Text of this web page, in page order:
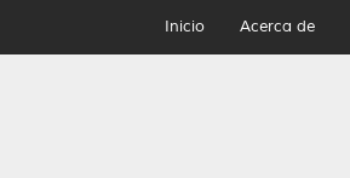
Inicio Acerca de